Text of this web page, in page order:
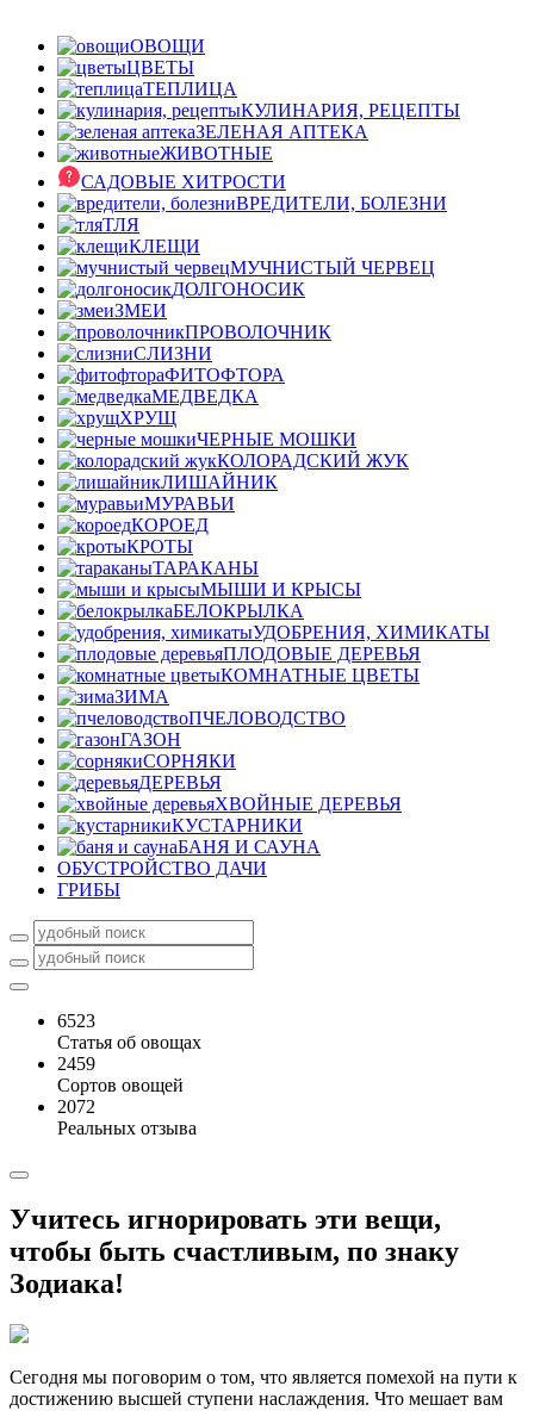
ОВОЩИ
ЦВЕТЫ
ТЕПЛИЦА
КУЛИНАРИЯ, РЕЦЕПТЫ
ЗЕЛЕНАЯ АПТЕКА
ЖИВОТНЫЕ
САДОВЫЕ ХИТРОСТИ
ВРЕДИТЕЛИ, БОЛЕЗНИ
ТЛЯ
КЛЕЩИ
МУЧНИСТЫЙ ЧЕРВЕЦ
ДОЛГОНОСИК
ЗМЕИ
ПРОВОЛОЧНИК
СЛИЗНИ
ФИТОФТОРА
МЕДВЕДКА
ХРУЩ
ЧЕРНЫЕ МОШКИ
КОЛОРАДСКИЙ ЖУК
ЛИШАЙНИК
МУРАВЬИ
КОРОЕД
КРОТЫ
ТАРАКАНЫ
МЫШИ И КРЫСЫ
БЕЛОКРЫЛКА
УДОБРЕНИЯ, ХИМИКАТЫ
ПЛОДОВЫЕ ДЕРЕВЬЯ
КОМНАТНЫЕ ЦВЕТЫ
ЗИМА
ПЧЕЛОВОДСТВО
ГАЗОН
СОРНЯКИ
ДЕРЕВЬЯ
ХВОЙНЫЕ ДЕРЕВЬЯ
КУСТАРНИКИ
БАНЯ И САУНА
ОБУСТРОЙСТВО ДАЧИ
ГРИБЫ
6523
Статья об овощах
2459
Сортов овощей
2072
Реальных отзыва
Учитесь игнорировать эти вещи,
чтобы быть счастливым, по знаку
Зодиака!
Сегодня мы поговорим о том, что является помехой на пути к
достижению высшей ступени наслаждения. Что мешает вам